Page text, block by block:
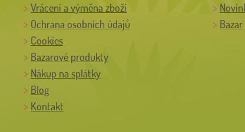
Vrácení a výměna zboží
Ochrana osobních údajů
Cookies
Bazarové produkty
Nákup na splátky
Blog
Kontakt
Bazar